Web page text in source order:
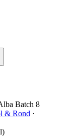
Batch 8
& Rond ·